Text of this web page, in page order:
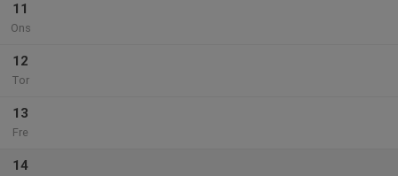
11
Ons
12
Tor
13
Fre
14